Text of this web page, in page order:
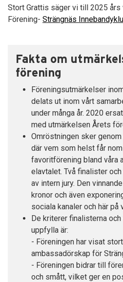
Stort Grattis säger vi till 2025 års
Förening- Strängnäs
Fakta om
förening
Föreningsutmärkelser
delats ut inom vårt
under många år. 2020
med utmärkelsen Årets
Omröstningen sker
där vem som helst får
favoritförening bland våra
elavtalet. Två finalister
av intern jury. Den
kronor och även
sociala kanaler och här på
De kriterer finalisterna och
uppfylla är:
- Föreningen har visat
ambassadörskap för
- Föreningen bidrar till
och smått, vilket ger en